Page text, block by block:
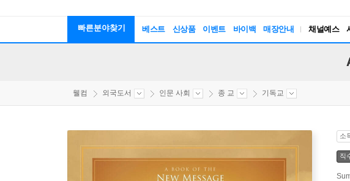
빠른분야찾기 베스트 신상품 이벤트 바이백 매장안내 채널예스
웰컴 외국도서 인문 사회 종 교 기독교
소
직